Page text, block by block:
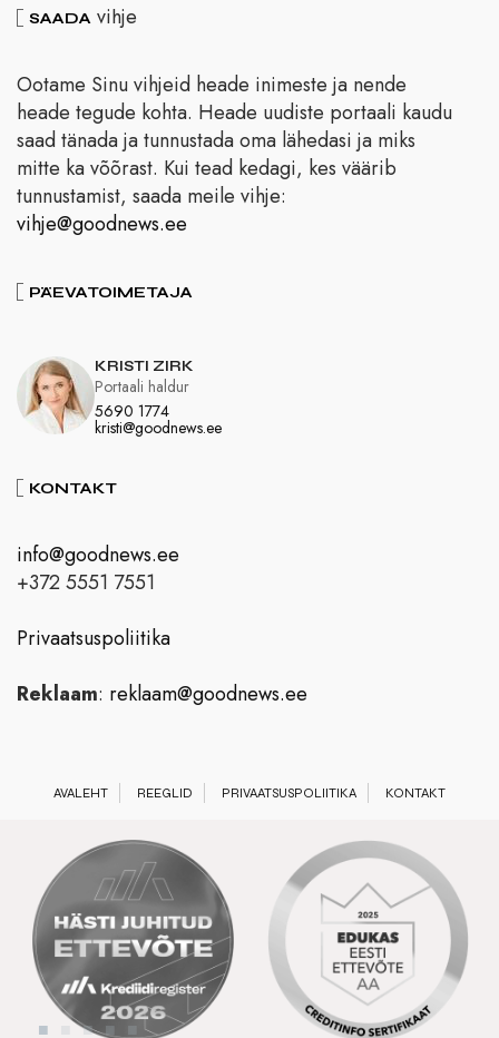
SAADA vihje
Ootame Sinu vihjeid heade inimeste ja nende
heade tegude kohta. Heade uudiste portaali kaudu
saad tänada ja tunnustada oma lähedasi ja miks
mitte ka võõrast. Kui tead kedagi, kes väärib
tunnustamist, saada meile vihje:
vihje@goodnews.ee
PÄEVATOIMETAJA
KRISTI ZIRK
5690 1774
kristi@goodnews.ee
Portaali haldur
KONTAKT
info@goodnews.ee
+372 5551 7551
Privaatsuspoliitika
Reklaam: reklaam@goodnews.ee
AVALEHT REEGLID PRIVAATSUSPOLIITIKA KONTAKT